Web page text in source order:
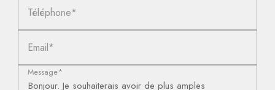
Téléphone*
Email*
Message*